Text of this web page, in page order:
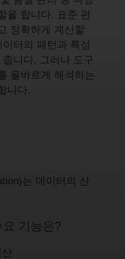
을 합니다. 표준 편
정확하게 계산할
터의 패턴과 특성
니다. 그러나 도구
올바르게 해석하는
니다.
는 데이터의 산
기능은?